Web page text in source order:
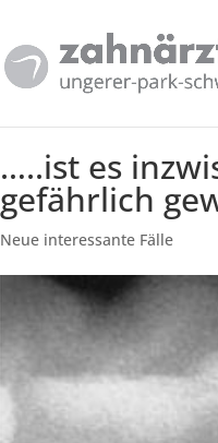
…..ist es
gefährlich
Neue interessante Fälle